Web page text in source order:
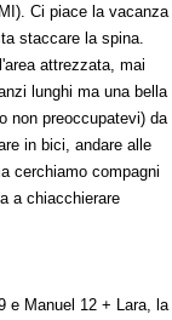
Ci piace la vacanza
staccare la spina.
attrezzata, mai
lunghi ma una bella
non preoccupatevi) da
in bici, andare alle
cerchiamo compagni
a chiacchierare
e Manuel 12 + Lara, la